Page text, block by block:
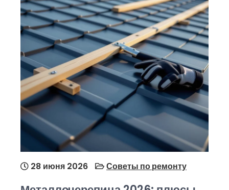
28 июня 2026 Советы по ремонту